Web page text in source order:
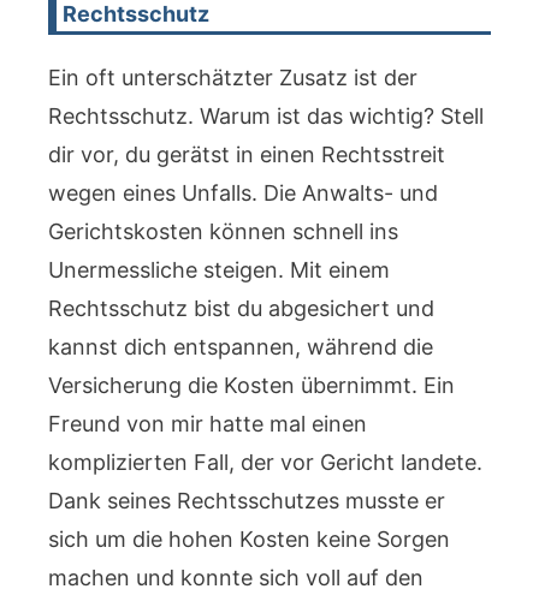
Rechtsschutz
Ein oft unterschätzter Zusatz ist der
Rechtsschutz. Warum ist das wichtig? Stell
dir vor, du gerätst in einen Rechtsstreit
wegen eines Unfalls. Die Anwalts- und
Gerichtskosten können schnell ins
Unermessliche steigen. Mit einem
Rechtsschutz bist du abgesichert und
kannst dich entspannen, während die
Versicherung die Kosten übernimmt. Ein
Freund von mir hatte mal einen
komplizierten Fall, der vor Gericht landete.
Dank seines Rechtsschutzes musste er
sich um die hohen Kosten keine Sorgen
machen und konnte sich voll auf den